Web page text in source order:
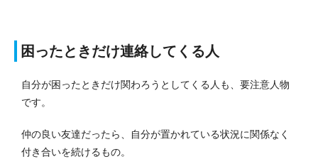
困ったときだけ連絡してくる人
自分が困ったときだけ関わろうとしてくる人も、要注意人物
です。
仲の良い友達だったら、自分が置かれている状況に関係なく
付き合いを続けるもの。